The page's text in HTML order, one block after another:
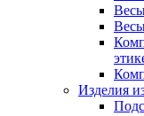
Изделия